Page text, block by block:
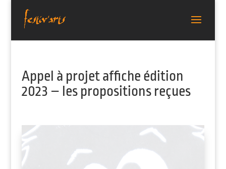
Appel à projet affiche édition
2023 – les propositions reçues